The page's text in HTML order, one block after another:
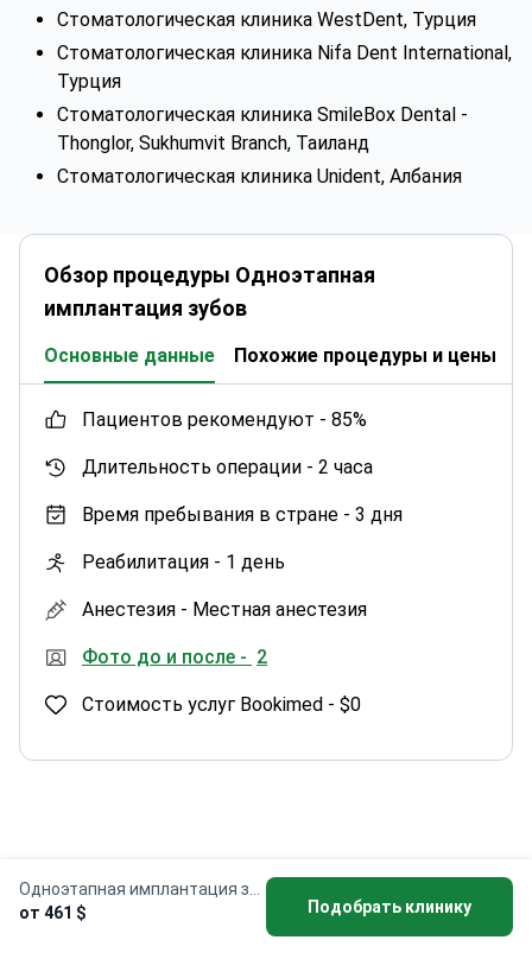
от 461 $
Подобрать клинику
Стоматологическая клиника WestDent, Турция
Стоматологическая клиника Nifa Dent International,
Турция
Стоматологическая клиника SmileBox Dental -
Thonglor, Sukhumvit Branch, Таиланд
Стоматологическая клиника Unident, Албания
Обзор процедуры Одноэтапная
имплантация зубов
Основные данные Похожие процедуры и цены
пациентов рекомендуют - 85%
Длительность операции - 2 часа
Время пребывания в стране - 3 дня
Реабилитация - 1 день
Анестезия - Местная анестезия
Фото до и после - 2
Стоимость услуг Bookimed - $0
Лучшие специалисты по
одноэтапной имплантации зубов —